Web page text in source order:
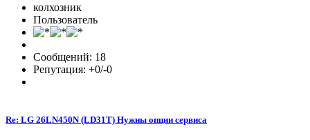
колхозник
Пользователь
Сообщений: 18
Репутация: +0/-0
Re: LG 26LN450N (LD31T) Нужны опции сервиса